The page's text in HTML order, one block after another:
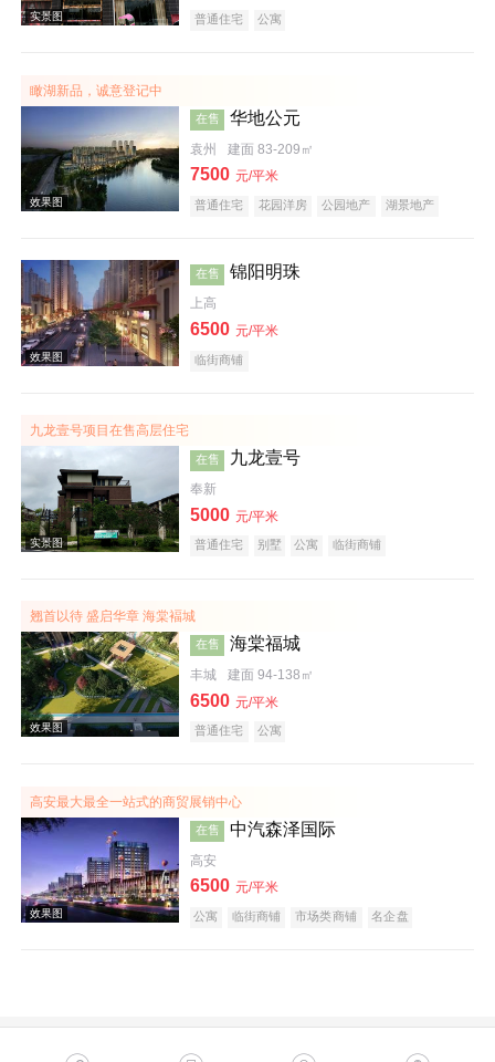
效果图
效果图
实景图
普通住宅 公寓
瞰湖新品，诚意登记中
在售 华地公元
袁州 建面 83-209㎡
7500 元/平米
普通住宅 花园洋房 公园地产 湖景地产
在售 锦阳明珠
上高
6500 元/平米
临街商铺
九龙壹号项目在售高层住宅
在售 九龙壹号
奉新
5000 元/平米
普通住宅 别墅 公寓 临街商铺
翘首以待 盛启华章 海棠褔城
在售 海棠福城
丰城 建面 94-138㎡
6500 元/平米
普通住宅 公寓
高安最大最全一站式的商贸展销中心
在售 中汽森泽国际
高安
6500 元/平米
公寓 临街商铺 市场类商铺 名企盘